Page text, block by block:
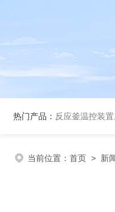
热门产品： 反应釜温控装
当前位置： 首页 > 新